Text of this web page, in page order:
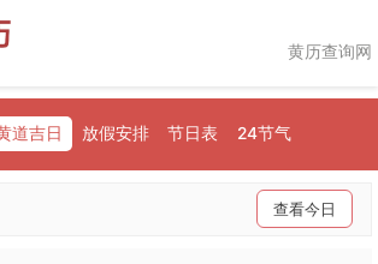
黄历查询网
道吉日 放假安排 节日表 24节气
查看今日